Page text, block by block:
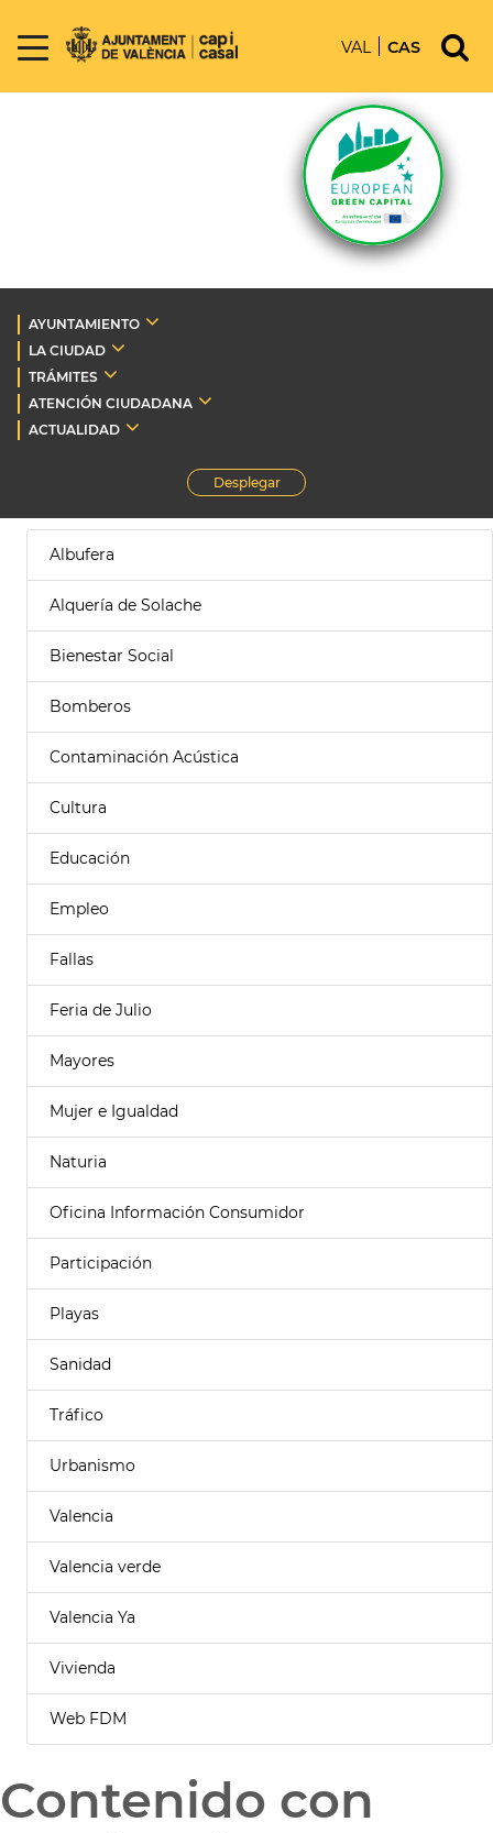
VAL CAS
AYUNTAMIENTO
LA CIUDAD
TRÁMITES
ATENCIÓN CIUDADANA
ACTUALIDAD
Desplegar
Albufera
Alquería de Solache
Bienestar Social
Bomberos
Contaminación Acústica
Cultura
Educación
Empleo
Fallas
Feria de Julio
Mayores
Mujer e Igualdad
Naturia
Oficina Información Consumidor
Participación
Playas
Sanidad
Tráfico
Urbanismo
Valencia
Valencia verde
Valencia Ya
Vivienda
Web FDM
Contenido con